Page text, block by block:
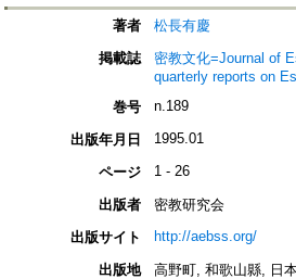
著者
松長有慶
掲載誌
密教文化=Journal of
quarterly reports on
巻号
n.189
出版年月日 1995.01
ページ 1 - 26
出版者
密教研究会
出版サイト
http://aebss.org/
出版地
高野町, 和歌山縣, 日